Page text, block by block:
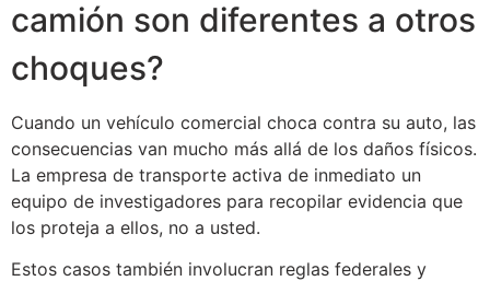
camión son diferentes a otros
choques?
Cuando un vehículo comercial choca contra su auto, las
consecuencias van mucho más allá de los daños físicos.
La empresa de transporte activa de inmediato un
equipo de investigadores para recopilar evidencia que
los proteja a ellos, no a usted.
Estos casos también involucran reglas federales y